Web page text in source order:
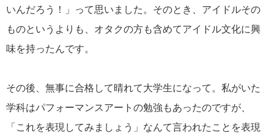
いんだろう！」って思いました。そのとき、アイドルその
ものというよりも、オタクの方も含めてアイドル文化に興
味を持ったんです。
その後、無事に合格して晴れて大学生になって。私がいた
学科はパフォーマンスアートの勉強もあったのですが、
「これを表現してみましょう」なんて言われたことを表現